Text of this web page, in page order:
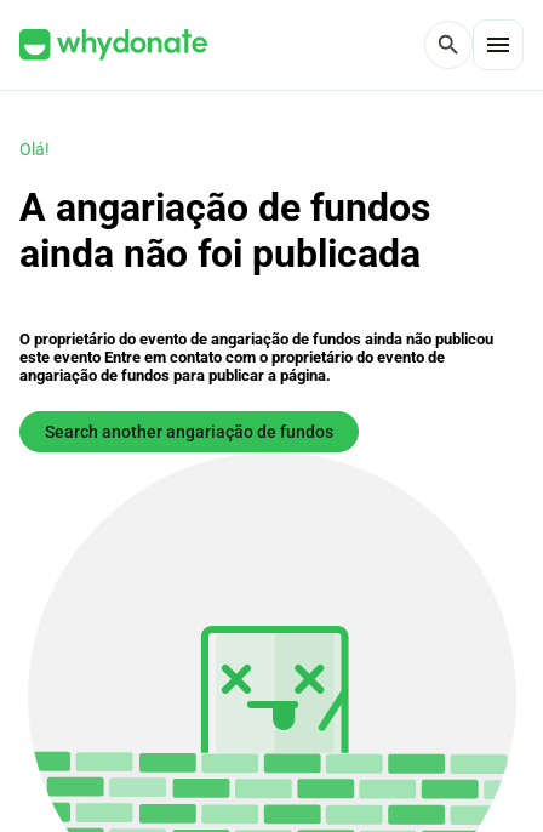
search menu
Olá!
A angariação de fundos
ainda não foi publicada
O proprietário do evento de angariação de fundos ainda não publicou
este evento Entre em contato com o proprietário do evento de
angariação de fundos para publicar a página.
Search another angariação de fundos